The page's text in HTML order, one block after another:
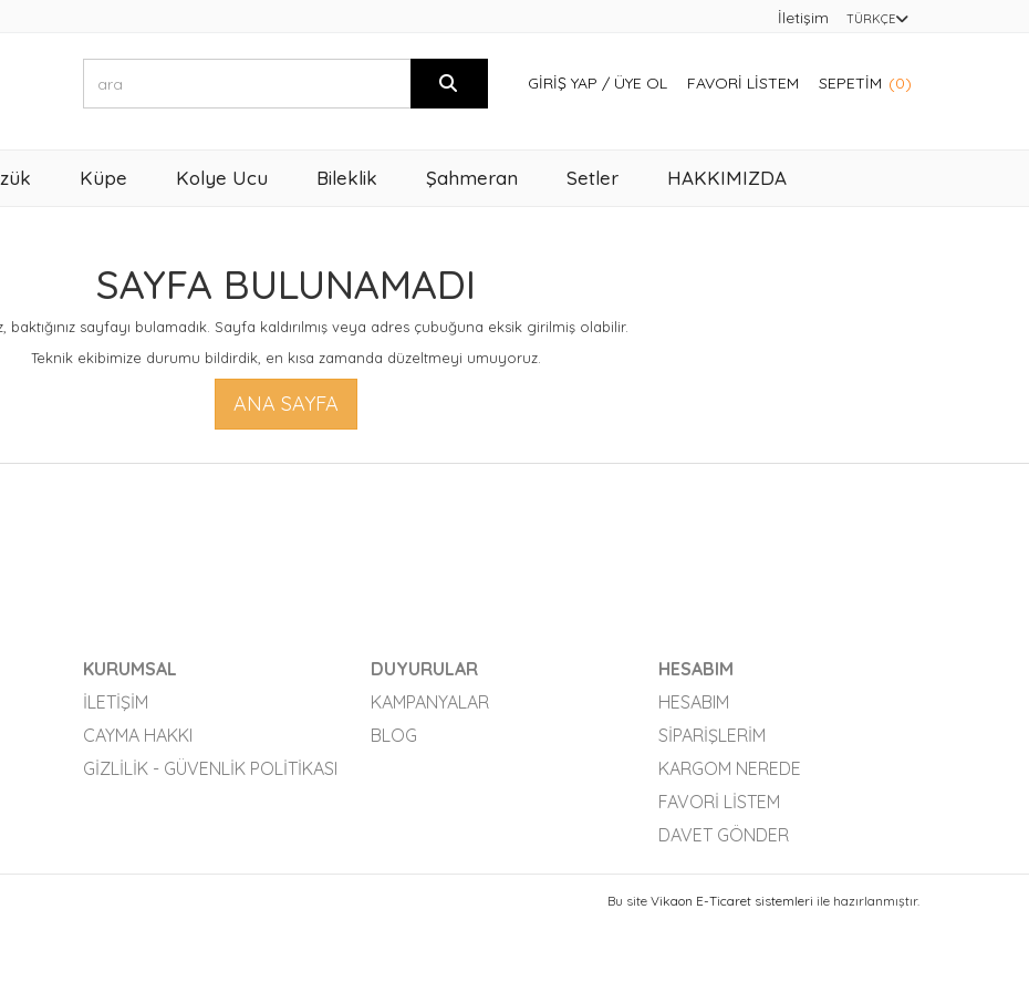
İletişim TÜRKÇE
GIRIŞ YAP / ÜYE OL FAVORI LISTEM SEPETIM (0)
Küpe Kolye Ucu Bileklik Şahmeran Setler HAKKIMIZDA
SAYFA BULUNAMADI
baktığınız sayfayı bulamadık. Sayfa kaldırılmış veya adres çubuğuna eksik girilmiş olabilir.
Teknik ekibimize durumu bildirdik, en kısa zamanda düzeltmeyi umuyoruz.
ANA SAYFA
KURUMSAL
İLETIŞIM
CAYMA HAKKI
GIZLILIK - GÜVENLIK POLITIKASI
DUYURULAR
KAMPANYALAR
BLOG
HESABIM
HESABIM
SIPARIŞLERIM
KARGOM NEREDE
FAVORI LISTEM
DAVET GÖNDER
Bu site Vikaon E-Ticaret sistemleri ile hazırlanmıştır.